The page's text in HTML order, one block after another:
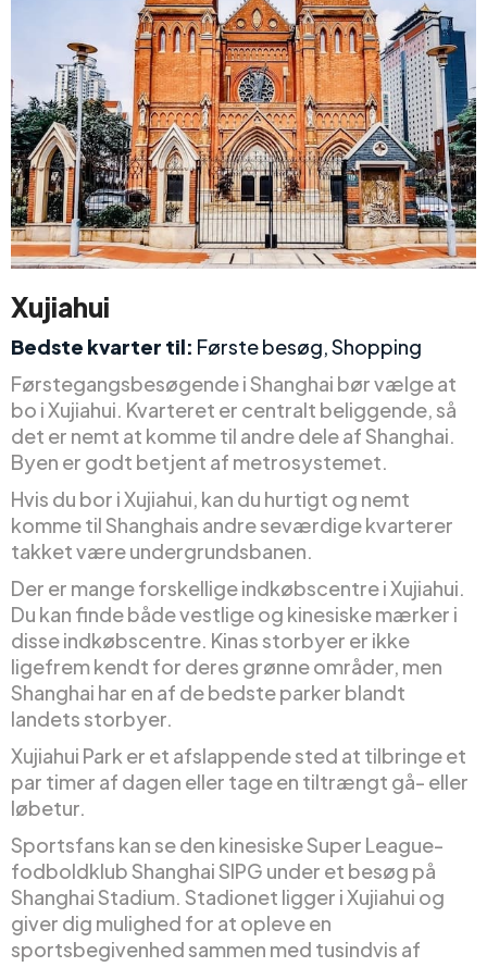
Xujiahui
Bedste kvarter til: Første besøg, Shopping
Førstegangsbesøgende i Shanghai bør vælge at
bo i Xujiahui. Kvarteret er centralt beliggende, så
det er nemt at komme til andre dele af Shanghai.
Byen er godt betjent af metrosystemet.
Hvis du bor i Xujiahui, kan du hurtigt og nemt
komme til Shanghais andre seværdige kvarterer
takket være undergrundsbanen.
Der er mange forskellige indkøbscentre i Xujiahui.
Du kan finde både vestlige og kinesiske mærker i
disse indkøbscentre. Kinas storbyer er ikke
ligefrem kendt for deres grønne områder, men
Shanghai har en af de bedste parker blandt
landets storbyer.
Xujiahui Park er et afslappende sted at tilbringe et
par timer af dagen eller tage en tiltrængt gå- eller
løbetur.
Sportsfans kan se den kinesiske Super League-
fodboldklub Shanghai SIPG under et besøg på
Shanghai Stadium. Stadionet ligger i Xujiahui og
giver dig mulighed for at opleve en
sportsbegivenhed sammen med tusindvis af